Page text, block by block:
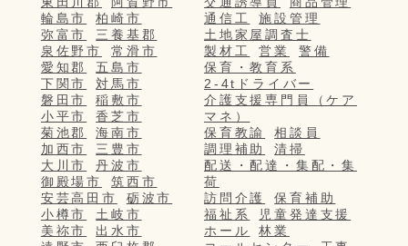
輪島市
柏崎市
弥富市
三養基郡
泉佐野市
常滑市
愛知郡
五島市
下関市
対馬市
磐田市
稲敷市
小平市
香芝市
菊池郡
海南市
加西市
三豊市
大川市
丹波市
御殿場市
筑西市
安芸高田市
砺波市
小樽市
土岐市
美祢市
出水市
通信工
施設管理
土地家屋調査士
製材工
営業
警備
保育・教育系
2-4tドライバー
介護支援専門員（ケア
マネ）
保育教諭
相談員
調理補助
清掃
配送・配達・集配・集
荷
訪問介護
保育補助
福祉系
児童発達支援
ホール
林業